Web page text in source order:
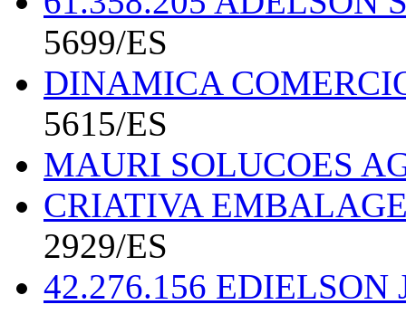
5699/ES
DINAMICA
5615/ES
MAURI SOLUCOES
CRIATIVA
2929/ES
42.276.156